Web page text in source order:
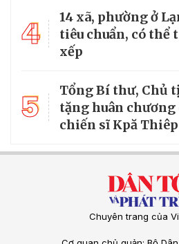
4
14 xã, phường ở
tiêu chuẩn, có thể
xếp
5
Tổng Bí thư, Chủ
tặng huân
chiến sĩ Kpă Thiêp
Chuyên trang của